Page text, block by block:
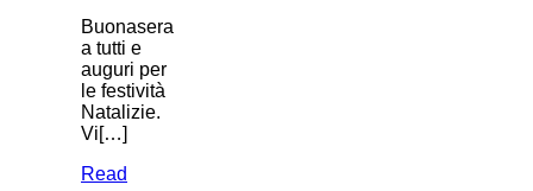
Buonasera
a tutti e
auguri per
le festività
Natalizie.
Vi[…]
Read